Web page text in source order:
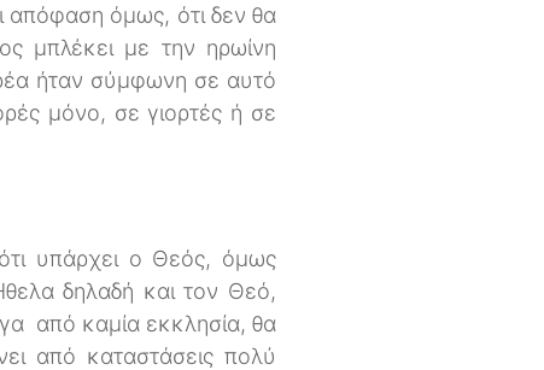
απόφαση όμως, ότι δεν θα
μπλέκει με την ηρωίνη
ήταν σύμφωνη σε αυτό
μόνο, σε γιορτές ή σε
υπάρχει ο Θεός, όμως
δηλαδή και τον Θεό,
από καμία εκκλησία, θα
από καταστάσεις πολύ